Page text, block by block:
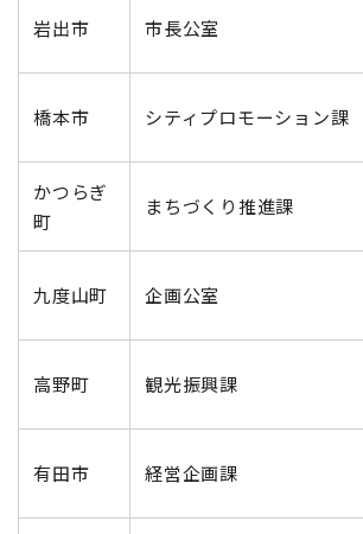
岩出市 市長公室
橋本市 シティプロモーション課
かつらぎ
町
まちづくり推進課
九度山町 企画公室
高野町 観光振興課
有田市 経営企画課